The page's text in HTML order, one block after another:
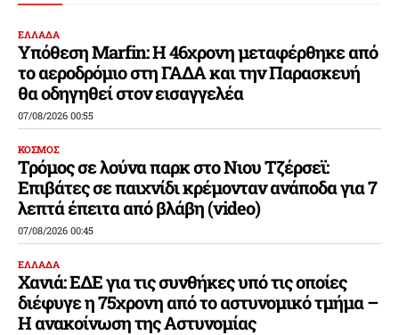
ΕΛΛΑΔΑ
Υπόθεση Marfin: Η 46χρονη μεταφέρθηκε από
το αεροδρόμιο στη ΓΑΔΑ και την Παρασκευή
θα οδηγηθεί στον εισαγγελέα
07/08/2026 00:55
ΚΟΣΜΟΣ
Τρόμος σε λούνα παρκ στο Νιου Τζέρσεϊ:
Επιβάτες σε παιχνίδι κρέμονταν ανάποδα για 7
λεπτά έπειτα από βλάβη (video)
07/08/2026 00:45
ΕΛΛΑΔΑ
Χανιά: ΕΔΕ για τις συνθήκες υπό τις οποίες
διέφυγε η 75χρονη από το αστυνομικό τμήμα –
Η ανακοίνωση της Αστυνομίας